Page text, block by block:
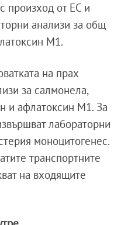
произход от ЕС и
анализи за общ
М1.
на прах
за салмонела,
и афлатоксин М1. За
лабораторни
моноцитогенес.
транспортните
на входящите